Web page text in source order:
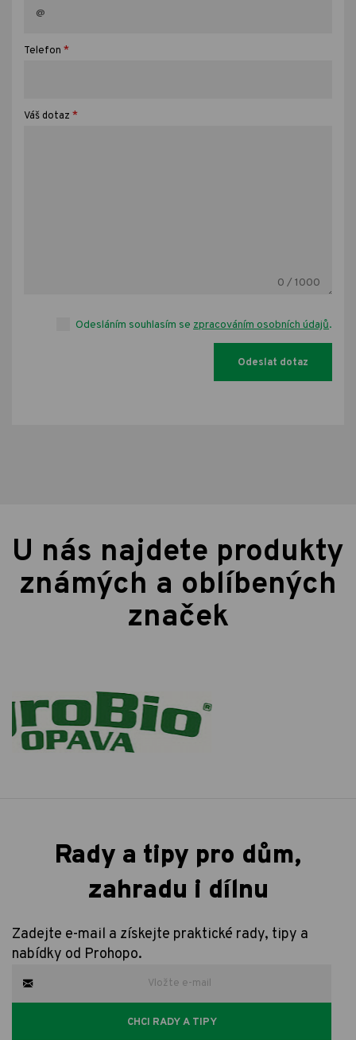
Telefon *
Váš dotaz *
0 / 1000
Odesláním souhlasím se zpracováním osobních údajů.
U nás najdete produkty
známých a oblíbených
značek
Rady a tipy pro dům,
zahradu i dílnu
Zadejte e-mail a získejte praktické rady, tipy a
nabídky od Prohopo.
CHCI RADY A TIPY